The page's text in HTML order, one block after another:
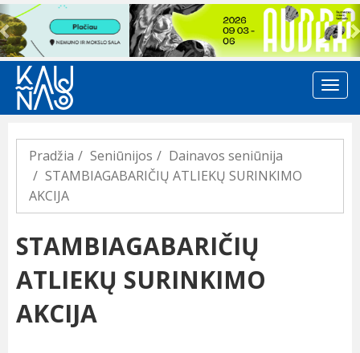
Previous
Pradžia Seniūnijos
Dainavos seniūnija
STAMBIAGABARIČIŲ ATLIEKŲ SURINKIMO
AKCIJA
STAMBIAGABARIČIŲ
ATLIEKŲ SURINKIMO
AKCIJA